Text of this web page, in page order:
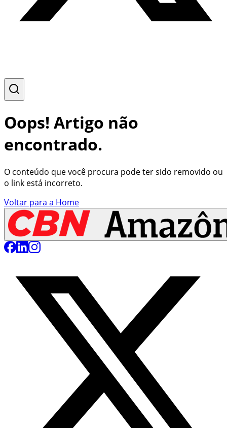
Oops! Artigo não
encontrado.
O conteúdo que você procura pode ter sido removido ou
o link está incorreto.
Voltar para a Home